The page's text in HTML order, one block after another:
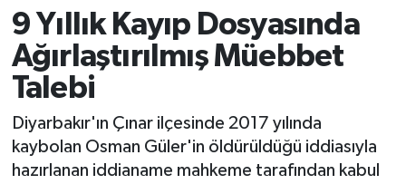
9 Yıllık Kayıp Dosyasında
Ağırlaştırılmış Müebbet
Talebi
Diyarbakır'ın Çınar ilçesinde 2017 yılında
kaybolan Osman Güler'in öldürüldüğü iddiasıyla
hazırlanan iddianame mahkeme tarafından kabul
Biyografi
Çevre
Diğer
Dünya
Ankara Trafik Yoğunluk Haritası
Süper Lig Puan Durumu ve Fikstür
Tüm Manşetler
Son Dakika Haberleri